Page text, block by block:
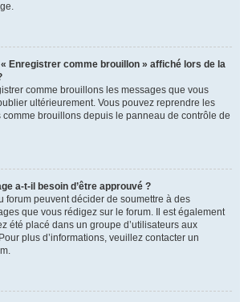
Enregistrer comme brouillon » affiché lors de la
comme brouillons les messages que vous
ultérieurement. Vous pouvez reprendre les
brouillons depuis le panneau de contrôle de
a-t-il besoin d’être approuvé ?
forum peuvent décider de soumettre à des
que vous rédigez sur le forum. Il est également
été placé dans un groupe d’utilisateurs aux
plus d’informations, veuillez contacter un